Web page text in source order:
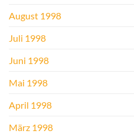
August 1998
Juli 1998
Juni 1998
Mai 1998
April 1998
März 1998